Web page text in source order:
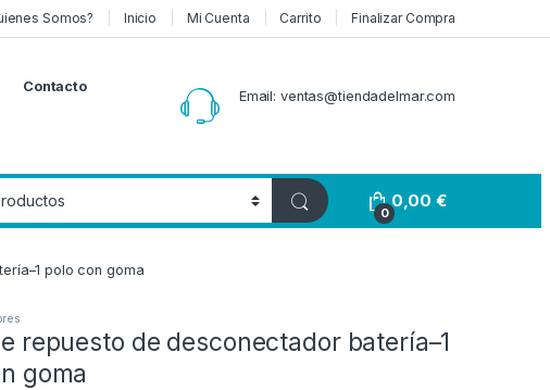
Somos? Inicio Mi Cuenta Carrito Finalizar Compra
Contacto
Email: ventas@tiendadelmar.com
0
0,00€
polo con goma
repuesto de desconectador batería–1
goma